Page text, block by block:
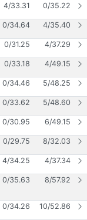
4/33.31 0/35.22
0/34.64 4/35.40
0/31.25 4/37.29
0/33.18 4/49.15
0/34.46 5/48.25
0/33.62 5/48.60
0/30.95 6/49.15
0/29.75 8/32.03
4/34.25 4/37.34
0/35.63 8/57.92
0/34.26 10/52.86